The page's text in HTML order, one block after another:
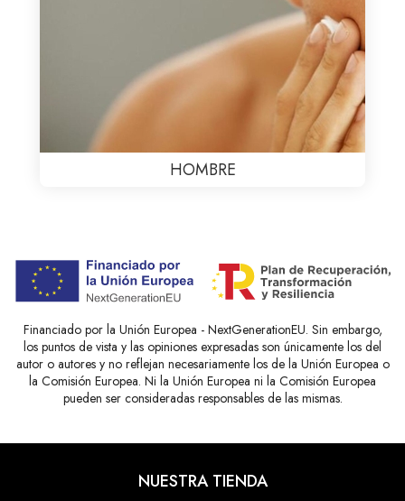
HOMBRE
Financiado por la Unión Europea - NextGenerationEU. Sin embargo,
los puntos de vista y las opiniones expresadas son únicamente los del
autor o autores y no reflejan necesariamente los de la Unión Europea o
la Comisión Europea. Ni la Unión Europea ni la Comisión Europea
pueden ser consideradas responsables de las mismas.
NUESTRA TIENDA